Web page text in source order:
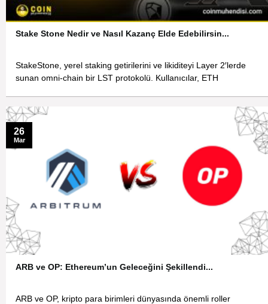
Stake Stone Nedir ve Nasıl Kazanç Elde Edebilirsin...
StakeStone, yerel staking getirilerini ve likiditeyi Layer 2′lerde
sunan omni-chain bir LST protokolü. Kullanıcılar, ETH
ARB ve OP: Ethereum’un Geleceğini Şekillendi...
ARB ve OP, kripto para birimleri dünyasında önemli roller
26
Mar